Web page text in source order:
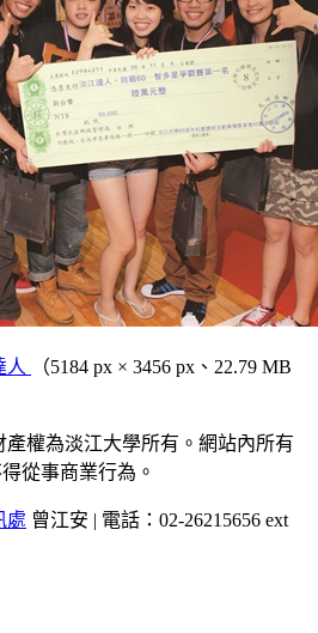
人
（5184 px × 3456 px、22.79 MB
權為淡江大學所有。網站內所有
從事商業行為。
處 曾江安 | 電話：02-26215656 ext